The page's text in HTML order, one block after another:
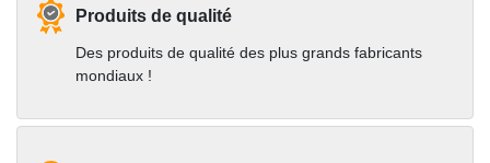
Produits de qualité
Des produits de qualité des plus grands fabricants
mondiaux !